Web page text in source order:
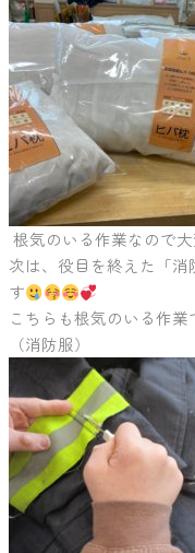
根気のいる作業なので
次は、役目を終えた「
す
こちらも根気のいる作業
（消防服）